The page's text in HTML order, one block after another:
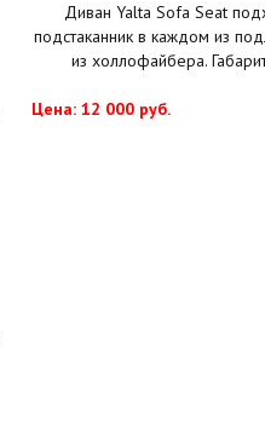
Диван Yalta Sofa Seat
подстаканник в каждом из
из холлофайбера.
Цена: 12 000 руб.